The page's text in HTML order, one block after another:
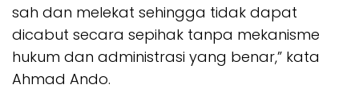
sah dan melekat sehingga tidak dapat
dicabut secara sepihak tanpa mekanisme
hukum dan administrasi yang benar,” kata
Ahmad Ando.